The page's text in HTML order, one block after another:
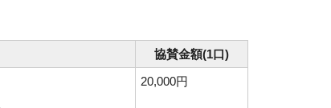
協賛金額(1口)
20,000円